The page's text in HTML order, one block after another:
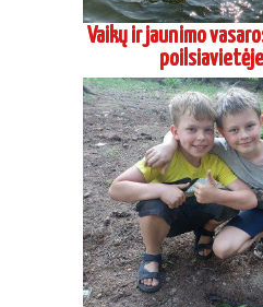
Suaugusių stovykla
2020